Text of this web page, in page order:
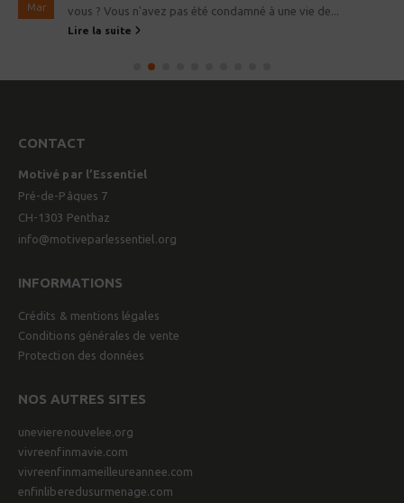
Mar
vous ? Vous n'avez pas été condamné à une vie de...
Lire la suite
CONTACT
Motivé par l’Essentiel
Pré-de-Pâques 7
CH-1303 Penthaz
info@motiveparlessentiel.org
INFORMATIONS
Crédits & mentions légales
Conditions générales de vente
Protection des données
NOS AUTRES SITES
unevierenouvelee.org
vivreenfinmavie.com
vivreenfinmameilleureannee.com
enfinliberedusurmenage.com